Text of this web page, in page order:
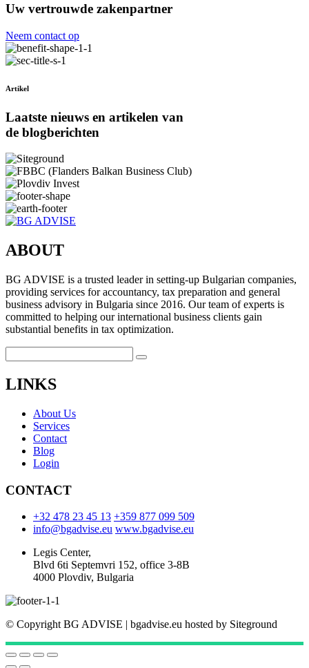
Uw vertrouwde zakenpartner
Neem contact op
Artikel
Laatste nieuws en artikelen van
de blogberichten
ABOUT
BG ADVISE is a trusted leader in setting-up Bulgarian companies,
providing services for accountancy, tax preparation and general
business advisory in Bulgaria since 2016. Our team of experts is
committed to helping our international business clients gain
substantial benefits in tax optimization.
LINKS
About Us
Services
Contact
Blog
Login
CONTACT
+32 478 23 45 13 +359 877 099 509
info@bgadvise.eu www.bgadvise.eu
Legis Center,
Blvd 6ti Septemvri 152, office 3-8B
4000 Plovdiv, Bulgaria
© Copyright BG ADVISE | bgadvise.eu hosted by Siteground